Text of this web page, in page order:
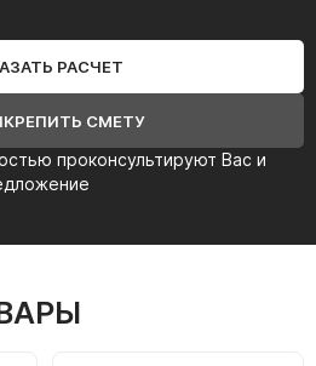
проконсультируют Вас и
РАСЧЕТ
СМЕТУ